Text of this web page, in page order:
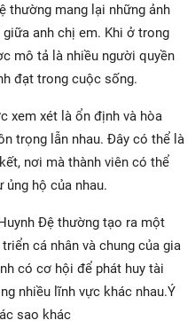
thường mang lại những ảnh
anh chị em. Khi ở trong
mô tả là nhiều người quyền
đạt trong cuộc sống.
xem xét là ổn định và hòa
trọng lẫn nhau. Đây có thể là
nơi mà thành viên có thể
ủng hộ của nhau.
Đệ thường tạo ra một
cá nhân và chung của gia
có cơ hội để phát huy tài
nhiều lĩnh vực khác nhau.Ý
sao khác